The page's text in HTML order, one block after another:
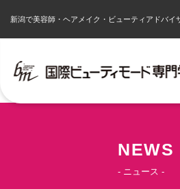
新潟で美容師・ヘアメイク・ビューティアドバ
NEWS
- ニュース -